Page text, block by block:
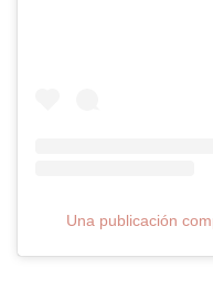
Una publicación